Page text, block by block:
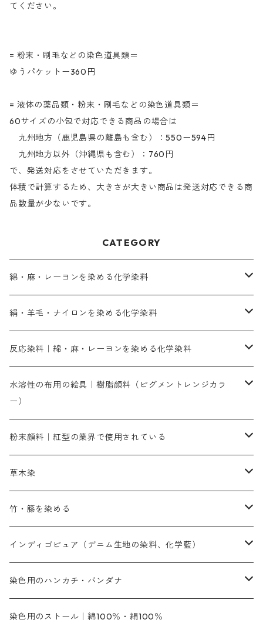
てください。
= 粉末・刷毛などの染色道具類＝
ゆうパケットー360円
= 液体の薬品類・粉末・刷毛などの染色道具類＝
60サイズの小包で対応できる商品の場合は
九州地方（鹿児島県の離島も含む）：550ー594円
九州地方以外（沖縄県も含む）：760円
で、発送対応をさせていただきます。
体積で計算するため、大きさが大きい商品は発送対応できる商
品数量が少ないです。
CATEGORY
綿・麻・レーヨンを染める化学染料
直接染料－染色手順が簡単
人気のおすすめ直接染料
染色に必要な薬品類
橙色系
青色系
紫色系
緑色系
絹・羊毛・ナイロンを染める化学染料
お買い得品
染料一覧
人気のおすすめ染料
橙色系
緑色系
染色に必要な薬品類
補助薬品
反応染料｜綿・麻・レーヨンを染める化学染料
お勧めの3原色（赤・青・黄色）
お勧め｜スミフィックス～
3原色以外の色目
赤色
茶色｜20g入りのみ公開
染色に必要な薬品
アルカリ剤
補助薬品
捺染に必要な材料
捺染糊
水溶性の布用の絵具｜樹脂顔料（ピグメントレンジカラ
ー）
ネオカラー（色）
内容量：100g
内容量：500g
バィンダー（定着剤）
増粘剤
黄色系
エロ―M3G｜定番の色合い
エロー ＭＧＲ｜明るい緑みの黄色
オレンジ系
オレンヂMG｜黄みの橙色
赤色系
粉末顔料｜紅型の業界で使用されている
赤色系
本洋紅
代用朱黄色口
黄色系
ファストエロ―10GN（鮮やかな黄色）
ファストエロ―5GN（黄色）
青色系
NSBAブルー
群青
白色｜胡粉
黒色｜在庫処分特価
草木染
植物染料
人気のおすすめ植物染料
インド茜・西洋茜の個別販売
濃染処理剤｜ソルバックスPS－900
媒染剤
アルミ媒染剤
ソーダ灰｜アルカリ性のPH調整剤
竹・籐を染める
人気のおすすめ竹・藤を染める染料
塩基性染料（混色可能）
ビスマークブロンB｜赤茶色
オリジナル染料｜スス竹色｜ミキセットファストブロンGR
インディゴピュア（デニム生地の染料、化学藍）
初心者向けお試しセット販売
インディゴピュア
染色用のハンカチ・バンダナ
45cm×45cm（ハンカチ）｜端の始末も綿糸｜タグなし
染色用のストール｜綿100％・絹100％